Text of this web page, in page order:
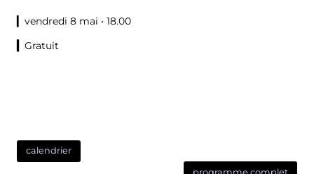
▎vendredi 8 mai • 18.00
Gratuit
calendrier